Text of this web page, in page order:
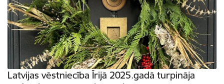
Latvijas vēstniecība Īrijā 2025.gadā turpināja